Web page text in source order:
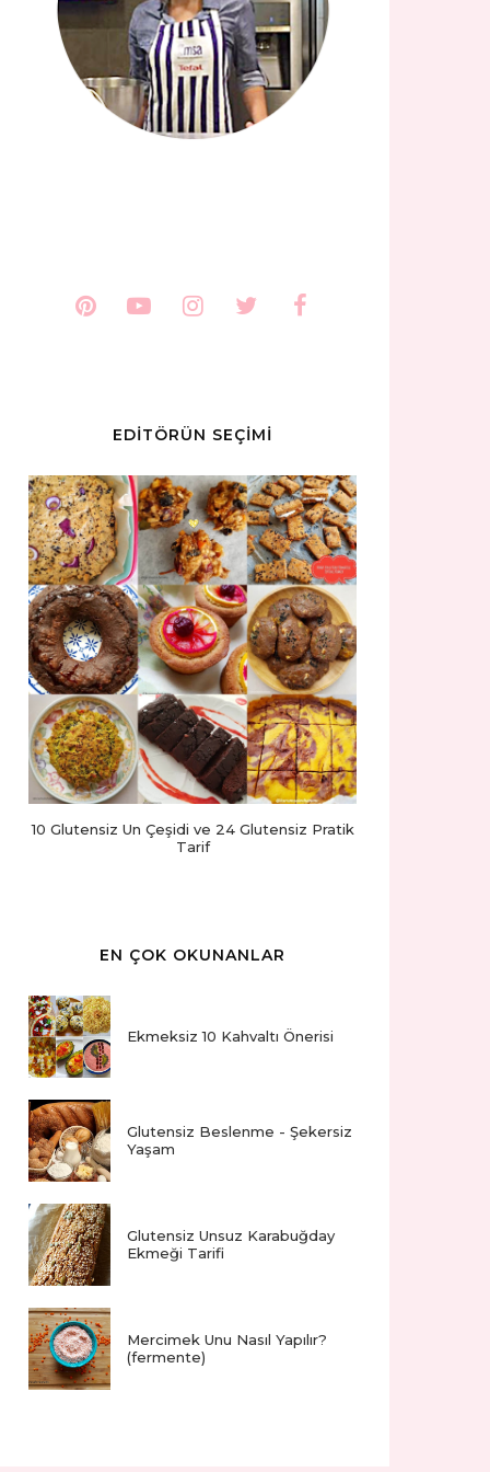
EDİTÖRÜN SEÇİMİ
10 Glutensiz Un Çeşidi ve 24 Glutensiz Pratik
Tarif
EN ÇOK OKUNANLAR
Ekmeksiz 10 Kahvaltı Önerisi
Glutensiz Beslenme - Şekersiz
Yaşam
Glutensiz Unsuz Karabuğday
Ekmeği Tarifi
Mercimek Unu Nasıl Yapılır?
(fermente)